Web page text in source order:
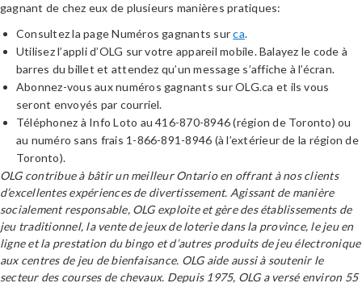
gagnant de chez eux de plusieurs manières pratiques:
Consultez la page Numéros gagnants surca.
Utilisez l’appli d’OLG sur votre appareil mobile. Balayez le code à
barres du billet et attendez qu’un message s’affiche à l’écran.
Abonnez-vous aux numéros gagnants sur OLG.ca et ils vous
seront envoyés par courriel.
Téléphonez à Info Loto au 416-870-8946 (région de Toronto) ou
au numéro sans frais 1-866-891-8946 (à l’extérieur de la région de
Toronto).
OLG contribue à bâtir un meilleur Ontario en offrant à nos clients
d’excellentes expériences de divertissement. Agissant de manière
socialement responsable, OLG exploite et gère des établissements de
jeu traditionnel, la vente de jeux de loterie dans la province, le jeu en
ligne et la prestation du bingo et d’autres produits de jeu électronique
aux centres de jeu de bienfaisance. OLG aide aussi à soutenir le
secteur des courses de chevaux. Depuis 1975, OLG a versé environ 55